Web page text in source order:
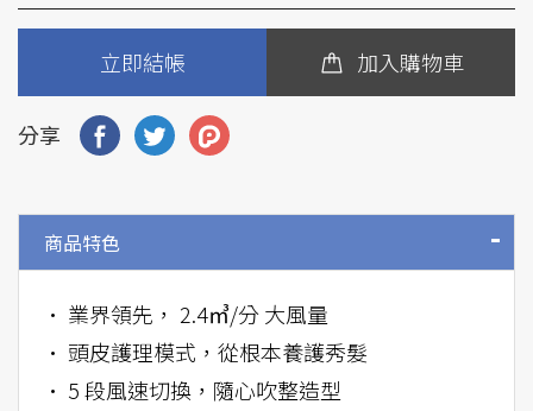
立即結帳 加入購物車
分享
商品特色
• 業界領先， 2.4㎥/分 大風量
• 頭皮護理模式，從根本養護秀髮
• 5 段風速切換，隨心吹整造型